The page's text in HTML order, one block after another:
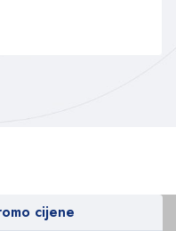
cijene